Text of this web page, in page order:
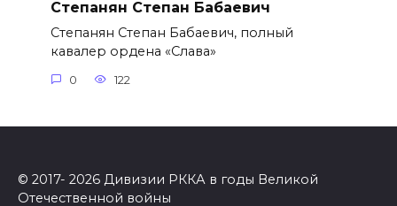
Степанян Степан Бабаевич
Степанян Степан Бабаевич, полный
кавалер ордена «Слава»
0 122
© 2017- 2026 Дивизии РККА в годы Великой
Отечественной войны